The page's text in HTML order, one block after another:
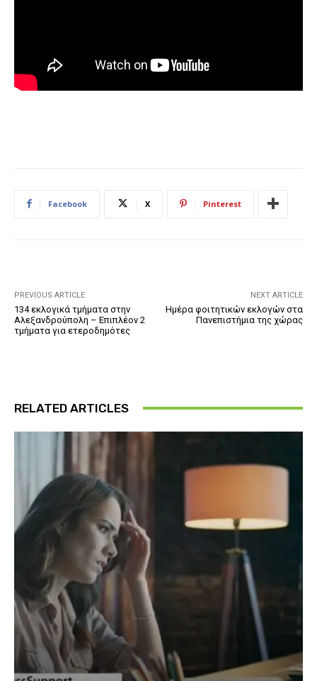
Facebook X Pinterest
PREVIOUS ARTICLE
134 εκλογικά τμήματα στην
Αλεξανδρούπολη – Επιπλέον 2
τμήματα για ετεροδημότες
NEXT ARTICLE
Ημέρα φοιτητικών εκλογών στα
Πανεπιστήμια της χώρας
RELATED ARTICLES